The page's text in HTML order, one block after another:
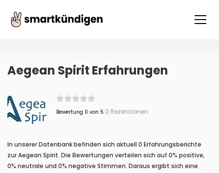
Aegean Spirit Erfahrungen
Bewertung 0 von 5 0 Rezensionen
In unserer Datenbank befinden sich aktuell 0 Erfahrungsberichte
zur Aegean Spirit. Die Bewertungen verteilen sich auf 0% positive,
0% neutrale und 0% negative Stimmen. Daraus ergibt sich eine